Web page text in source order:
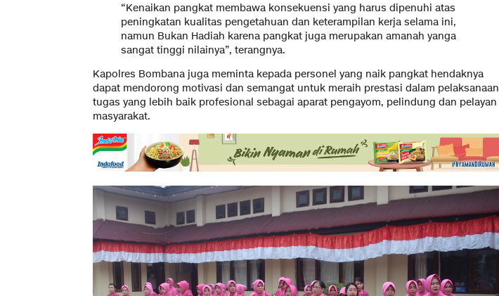
“Kenaikan pangkat membawa konsekuensi yang harus dipenuhi atas
peningkatan kualitas pengetahuan dan keterampilan kerja selama ini,
namun Bukan Hadiah karena pangkat juga merupakan amanah yanga
sangat tinggi nilainya”, terangnya.
Kapolres Bombana juga meminta kepada personel yang naik pangkat hendaknya
dapat mendorong motivasi dan semangat untuk meraih prestasi dalam pelaksanaan
tugas yang lebih baik profesional sebagai aparat pengayom, pelindung dan pelayan
masyarakat.